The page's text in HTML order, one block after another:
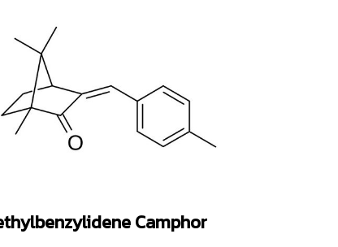
Camphor